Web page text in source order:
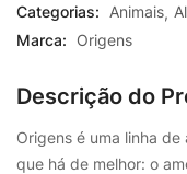
of
5
Categorias: Animais
Marca:
Origens
Descrição do
Origens é uma linha
que há de melhor: o